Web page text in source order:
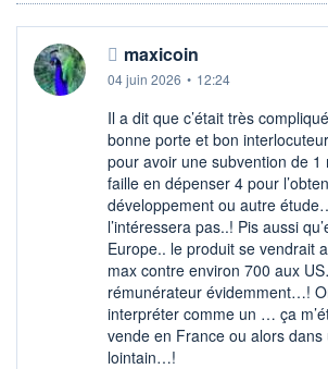
maxicoin
04 juin 2026 • 12:24
Il a dit que c’était très
bonne porte et bon
pour avoir une subvention de 1
faille en dépenser 4 pour
développement ou autre
l’intéressera pas..! Pis aussi
Europe.. le produit se vendrait
max contre environ 700 aux
rémunérateur évidemment…!
interpréter comme un … ça
vende en France ou alors dans
lointain…!